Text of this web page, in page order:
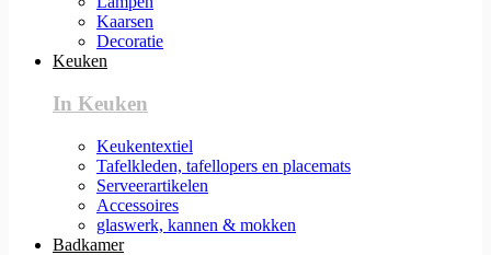
Kaarsen
Decoratie
Keuken
In Keuken
Keukentextiel
Tafelkleden, tafellopers en placemats
Serveerartikelen
Accessoires
glaswerk, kannen & mokken
Badkamer